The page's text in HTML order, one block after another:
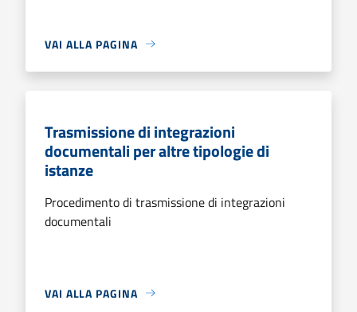
VAI ALLA PAGINA
Trasmissione di integrazioni
documentali per altre tipologie di
istanze
Procedimento di trasmissione di integrazioni
documentali
VAI ALLA PAGINA